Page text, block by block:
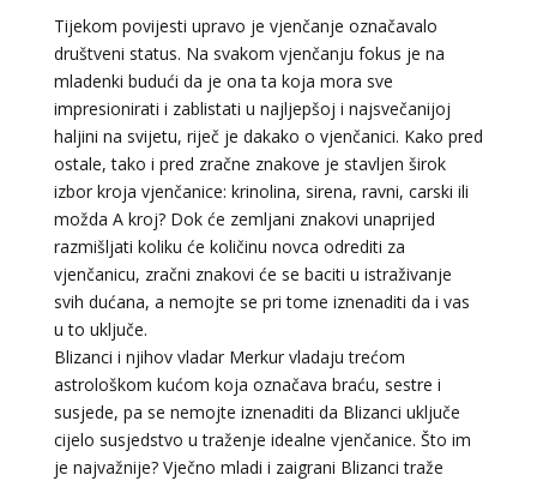
Tijekom povijesti upravo je vjenčanje označavalo
društveni status. Na svakom vjenčanju fokus je na
mladenki budući da je ona ta koja mora sve
impresionirati i zablistati u najljepšoj i najsvečanijoj
haljini na svijetu, riječ je dakako o vjenčanici. Kako pred
ostale, tako i pred zračne znakove je stavljen širok
izbor kroja vjenčanice: krinolina, sirena, ravni, carski ili
možda A kroj? Dok će zemljani znakovi unaprijed
razmišljati koliku će količinu novca odrediti za
vjenčanicu, zračni znakovi će se baciti u istraživanje
svih dućana, a nemojte se pri tome iznenaditi da i vas
u to uključe.
Blizanci i njihov vladar Merkur vladaju trećom
astrološkom kućom koja označava braću, sestre i
susjede, pa se nemojte iznenaditi da Blizanci uključe
cijelo susjedstvo u traženje idealne vjenčanice. Što im
je najvažnije? Vječno mladi i zaigrani Blizanci traže